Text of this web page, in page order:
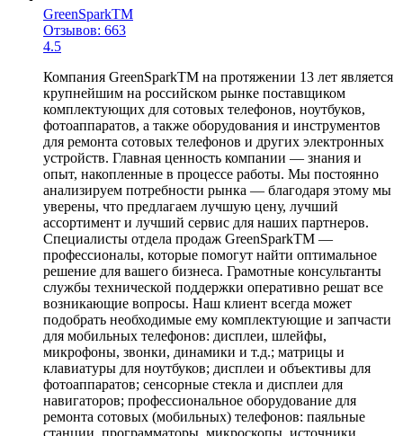
GreenSparkTM
Отзывов: 663
4.5
Компания GreenSparkTM на протяжении 13 лет является
крупнейшим на российском рынке поставщиком
комплектующих для сотовых телефонов, ноутбуков,
фотоаппаратов, а также оборудования и инструментов
для ремонта сотовых телефонов и других электронных
устройств. Главная ценность компании — знания и
опыт, накопленные в процессе работы. Мы постоянно
анализируем потребности рынка — благодаря этому мы
уверены, что предлагаем лучшую цену, лучший
ассортимент и лучший сервис для наших партнеров.
Специалисты отдела продаж GreenSparkTM —
профессионалы, которые помогут найти оптимальное
решение для вашего бизнеса. Грамотные консультанты
службы технической поддержки оперативно решат все
возникающие вопросы. Наш клиент всегда может
подобрать необходимые ему комплектующие и запчасти
для мобильных телефонов: дисплеи, шлейфы,
микрофоны, звонки, динамики и т.д.; матрицы и
клавиатуры для ноутбуков; дисплеи и объективы для
фотоаппаратов; сенсорные стекла и дисплеи для
навигаторов; профессиональное оборудование для
ремонта сотовых (мобильных) телефонов: паяльные
станции, программаторы, микроскопы, источники